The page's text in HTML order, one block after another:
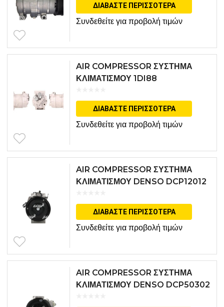
ΔΙΑΒΆΣΤΕ ΠΕΡΙΣΣΌΤΕΡΑ
Συνδεθείτε για προβολή τιμών
AIR COMPRESSOR ΣΥΣΤΗΜΑ
ΚΛΙΜΑΤΙΣΜΟΥ 1DI88
ΔΙΑΒΆΣΤΕ ΠΕΡΙΣΣΌΤΕΡΑ
Συνδεθείτε για προβολή τιμών
AIR COMPRESSOR ΣΥΣΤΗΜΑ
ΚΛΙΜΑΤΙΣΜΟΥ DENSO DCP12012
ΔΙΑΒΆΣΤΕ ΠΕΡΙΣΣΌΤΕΡΑ
Συνδεθείτε για προβολή τιμών
AIR COMPRESSOR ΣΥΣΤΗΜΑ
ΚΛΙΜΑΤΙΣΜΟΥ DENSO DCP50302